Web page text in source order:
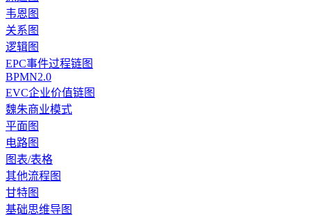
韦恩图
关系图
逻辑图
EPC事件过程链图
BPMN2.0
EVC企业价值链图
魏朱商业模式
平面图
电路图
图表/表格
其他流程图
甘特图
基础思维导图